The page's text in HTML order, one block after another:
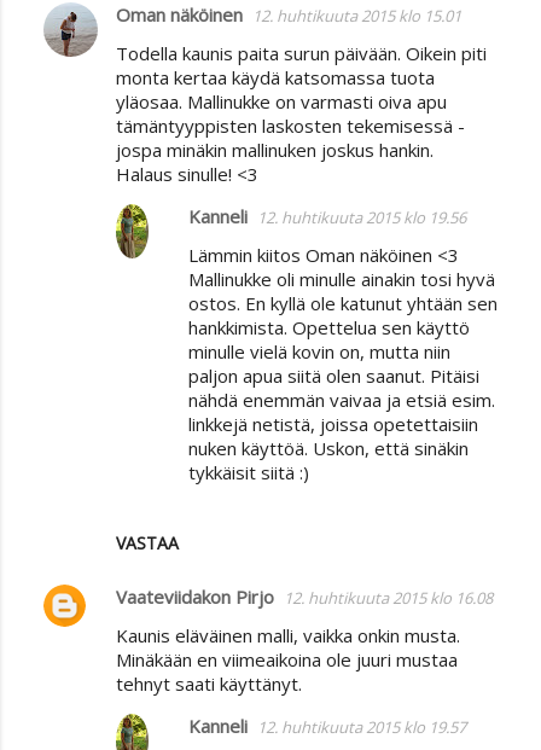
K
o
Oman näköinen 12. huhtikuuta 2015 klo 15.01
Todella kaunis paita surun päivään. Oikein piti
monta kertaa käydä katsomassa tuota
yläosaa. Mallinukke on varmasti oiva apu
tämäntyyppisten laskosten tekemisessä -
jospa minäkin mallinuken joskus hankin.
Halaus sinulle! <3
VASTAA
Kanneli 12. huhtikuuta 2015 klo 19.56
Lämmin kiitos Oman näköinen <3
Mallinukke oli minulle ainakin tosi hyvä
ostos. En kyllä ole katunut yhtään sen
hankkimista. Opettelua sen käyttö
minulle vielä kovin on, mutta niin
paljon apua siitä olen saanut. Pitäisi
nähdä enemmän vaivaa ja etsiä esim.
linkkejä netistä, joissa opetettaisiin
nuken käyttöä. Uskon, että sinäkin
tykkäisit siitä :)
Vaateviidakon Pirjo 12. huhtikuuta 2015 klo 16.08
Kaunis eläväinen malli, vaikka onkin musta.
Minäkään en viimeaikoina ole juuri mustaa
tehnyt saati käyttänyt.
Kanneli 12. huhtikuuta 2015 klo 19.57